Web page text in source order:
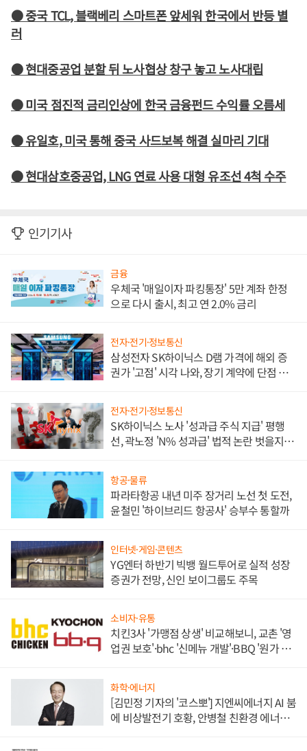
● 중국 TCL, 블랙베리 스마트폰 앞세워 한국에서 반등 별
러
● 현대중공업 분할 뒤 노사협상 창구 놓고 노사대립
● 미국 점진적 금리인상에 한국 금융펀드 수익률 오름세
● 유일호, 미국 통해 중국 사드보복 해결 실마리 기대
● 현대삼호중공업, LNG 연료 사용 대형 유조선 4척 수주
인기기사
금융
우체국 '매일이자 파킹통장' 5만 계좌 한정
으로 다시 출시, 최고 연 2.0% 금리
전자·전기·정보통신
삼성전자 SK하이닉스 D램 가격에 해외 증
권가 '고점' 시각 나와, 장기 계약에 단점 부
전자·전기·정보통신
SK하이닉스 노사 '성과급 주식 지급' 평행
선, 곽노정 'N% 성과급' 법적 논란 벗을지 주
항공·물류
파라타항공 내년 미주 장거리 노선 첫 도전,
윤철민 '하이브리드 항공사' 승부수 통할까
인터넷·게임·콘텐츠
YG엔터 하반기 빅뱅 월드투어로 실적 성장
증권가 전망, 신인 보이그룹도 주목
소비자·유통
치킨3사 '가맹점 상생' 비교해보니, 교촌 '영
업권 보호'·bhc '신메뉴 개발'·BBQ '원가 부
화학·에너지
[김민정 기자의 '코스뽀'] 지엔씨에너지 AI 붐
에 비상발전기 호황, 안병철 친환경 에너지